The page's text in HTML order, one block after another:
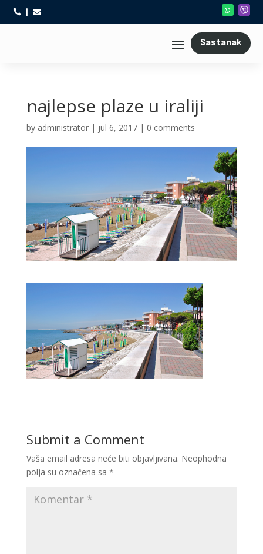
 
Sastanak
najlepse plaze u iraliji
by administrator| jul 6, 2017| 0 comments
Submit a Comment
Vaša email adresa neće biti objavljivana. Neophodna
polja su označena sa *